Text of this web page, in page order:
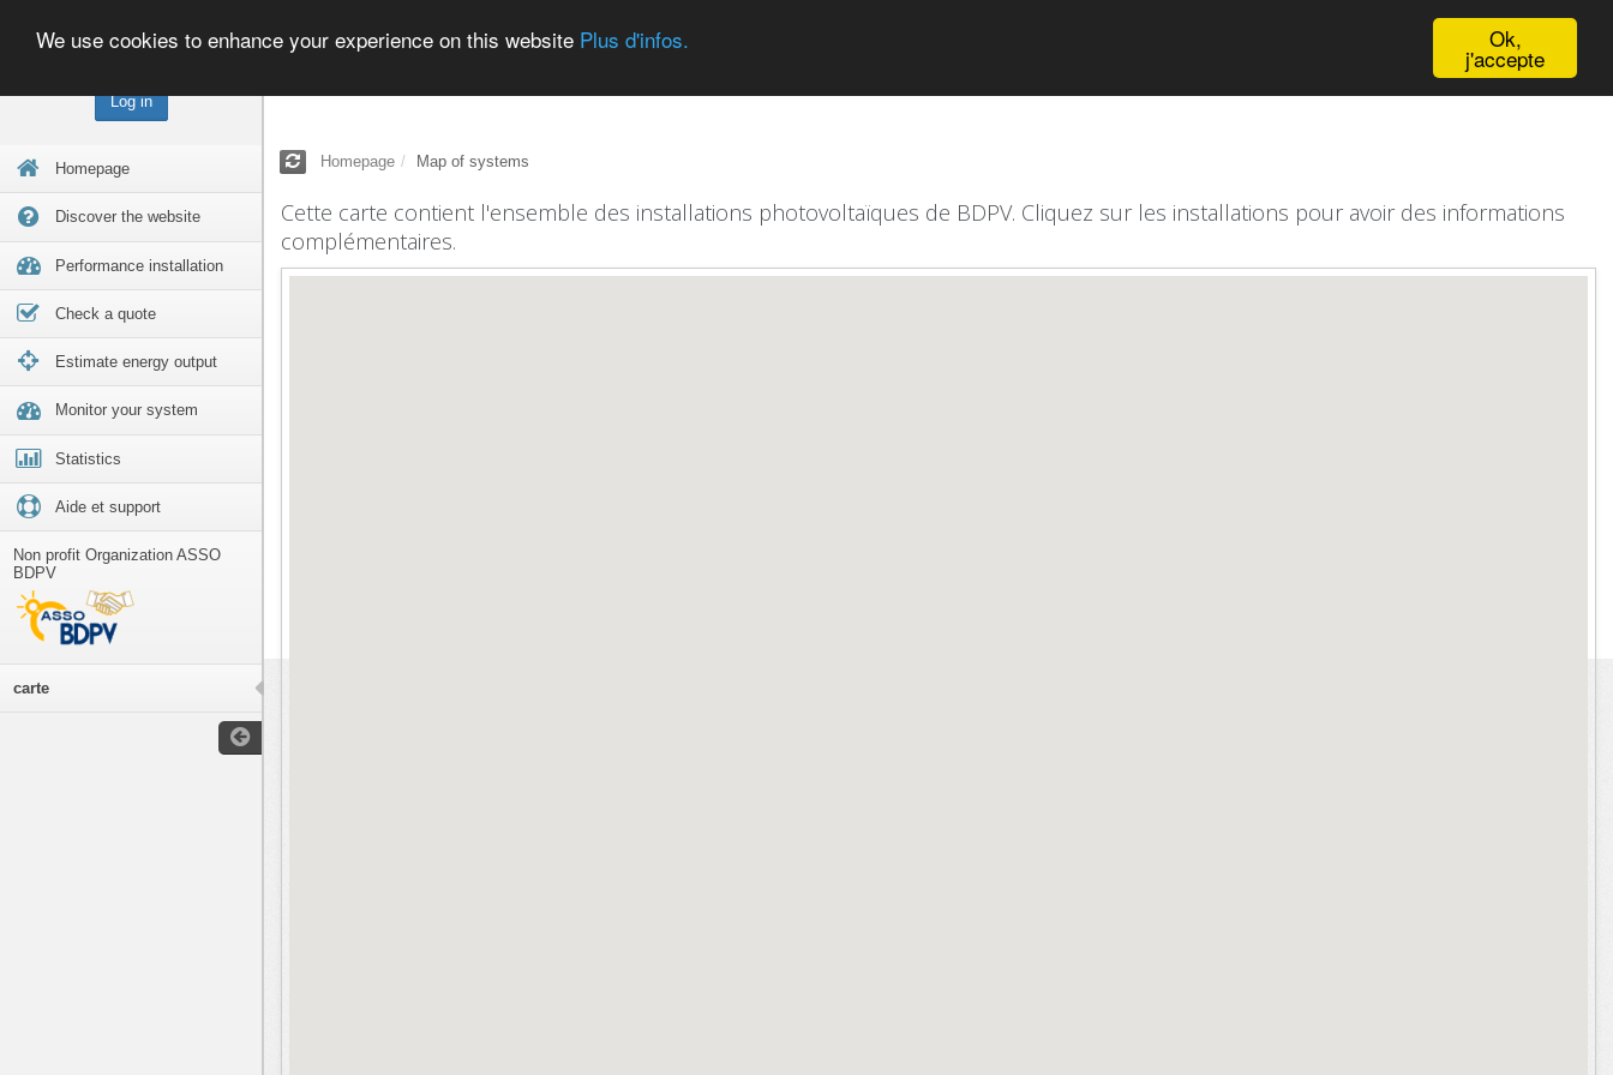
Log in
Homepage
Discover the website
Performance installation
Check a quote
Estimate energy output
Monitor your system
Statistics
Aide et support
Non profit Organization ASSO
BDPV
carte
Ok,
j'accepte
We use cookies to enhance your experience on this website Plus d'infos.
Homepage Map of systems
Cette carte contient l'ensemble des installations photovoltaïques de BDPV. Cliquez sur les installations pour avoir des informations
complémentaires.